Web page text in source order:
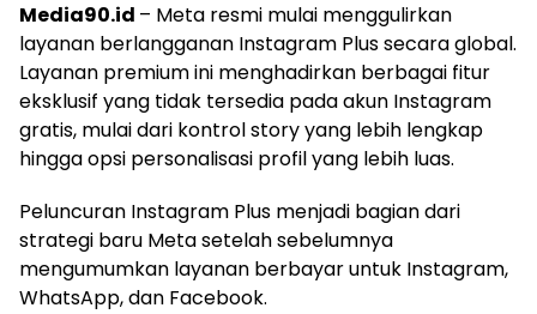
Media90.id – Meta resmi mulai menggulirkan
layanan berlangganan Instagram Plus secara global.
Layanan premium ini menghadirkan berbagai fitur
eksklusif yang tidak tersedia pada akun Instagram
gratis, mulai dari kontrol story yang lebih lengkap
hingga opsi personalisasi profil yang lebih luas.
Peluncuran Instagram Plus menjadi bagian dari
strategi baru Meta setelah sebelumnya
mengumumkan layanan berbayar untuk Instagram,
WhatsApp, dan Facebook.